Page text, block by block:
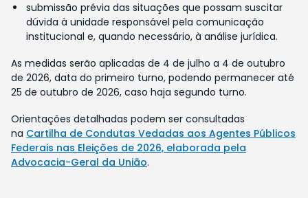
submissão prévia das situações que possam suscitar
dúvida à unidade responsável pela comunicação
institucional e, quando necessário, à análise jurídica.
As medidas serão aplicadas de 4 de julho a 4 de outubro
de 2026, data do primeiro turno, podendo permanecer até
25 de outubro de 2026, caso haja segundo turno.
Orientações detalhadas podem ser consultadas
na Cartilha de Condutas Vedadas aos Agentes Públicos
Federais nas Eleições de 2026, elaborada pela
Advocacia-Geral da União.